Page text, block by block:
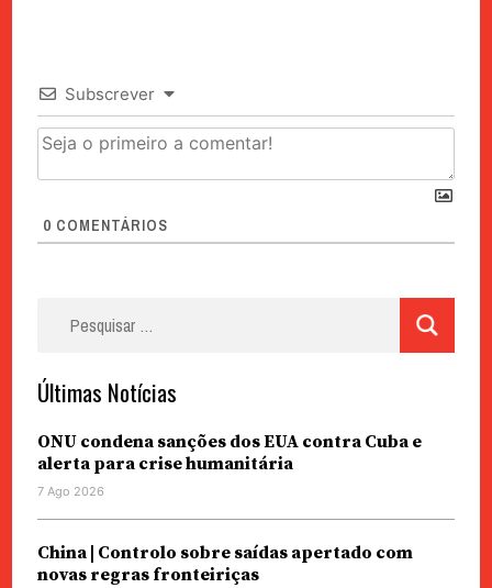
Subscrever
0 COMENTÁRIOS
Últimas Notícias
ONU condena sanções dos EUA contra Cuba e
alerta para crise humanitária
7 Ago 2026
China | Controlo sobre saídas apertado com
novas regras fronteiriças